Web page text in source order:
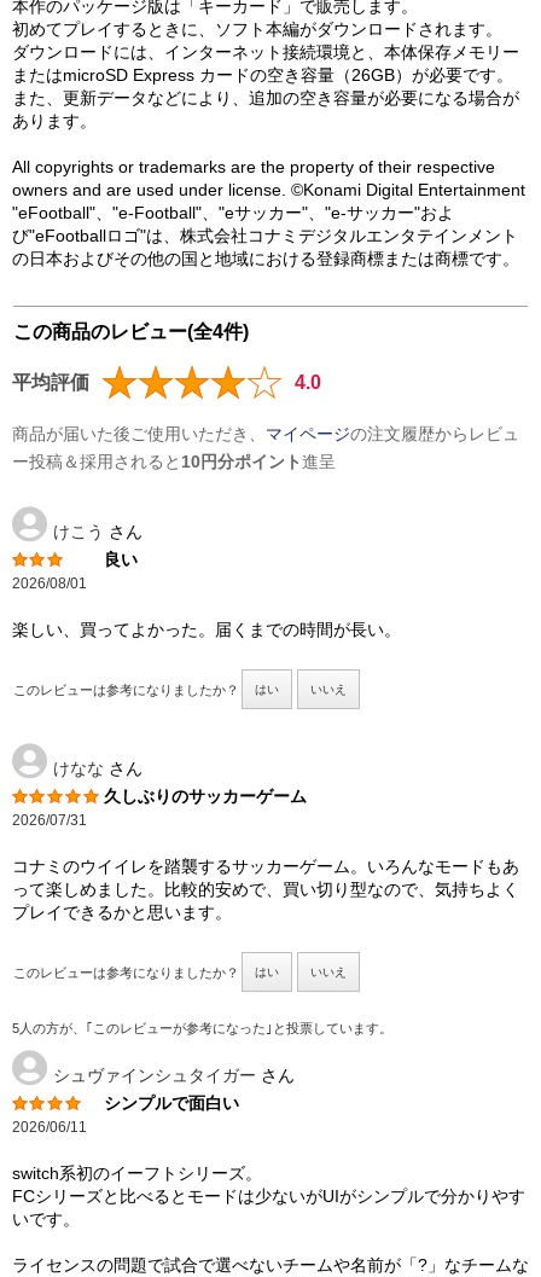
本作のパッケージ版は「キーカード」で販売します。
初めてプレイするときに、ソフト本編がダウンロードされます。
ダウンロードには、インターネット接続環境と、本体保存メモリー
またはmicroSD Express カードの空き容量（26GB）が必要です。
また、更新データなどにより、追加の空き容量が必要になる場合が
あります。
All copyrights or trademarks are the property of their respective
owners and are used under license. ©Konami Digital Entertainment
"eFootball"、"e-Football"、"eサッカー"、"e-サッカー"およ
び"eFootballロゴ"は、株式会社コナミデジタルエンタテインメント
の日本およびその他の国と地域における登録商標または商標です。
この商品のレビュー(全4件)
平均評価 4.0
商品が届いた後ご使用いただき、 マイページの注文履歴からレビュ
ー投稿＆採用されると 10円分ポイント進呈
けこう さん
良い
2026/08/01
楽しい、買ってよかった。届くまでの時間が長い。
このレビューは参考になりましたか？ はい いいえ
けなな さん
久しぶりのサッカーゲーム
2026/07/31
コナミのウイイレを踏襲するサッカーゲーム。いろんなモードもあ
って楽しめました。比較的安めで、買い切り型なので、気持ちよく
プレイできるかと思います。
このレビューは参考になりましたか？ はい いいえ
5人の方が、｢このレビューが参考になった｣と投票しています。
シュヴァインシュタイガー さん
シンプルで面白い
2026/06/11
switch系初のイーフトシリーズ。
FCシリーズと比べるとモードは少ないがUIがシンプルで分かりやす
いです。
ライセンスの問題で試合で選べないチームや名前が「?」なチームな